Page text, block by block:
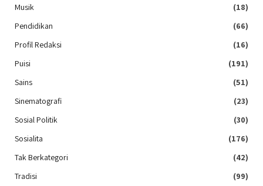
Musik
(18)
Pendidikan
(66)
Profil Redaksi
(16)
Puisi
(191)
Sains
(51)
Sinematografi
(23)
Sosial Politik
(30)
Sosialita
(176)
Tak Berkategori
(42)
Tradisi
(99)